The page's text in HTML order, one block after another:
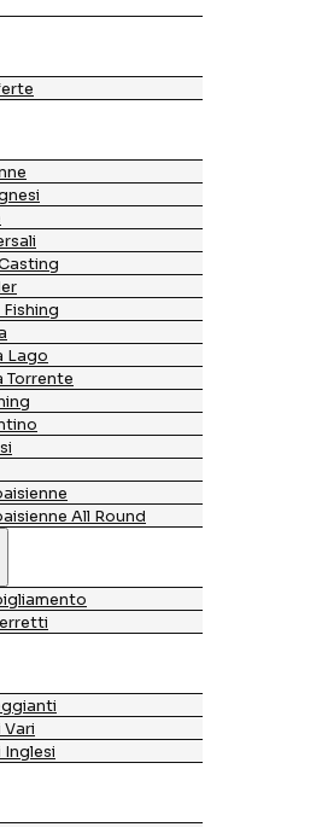
Lago
Torrente
All Round
Inglesi